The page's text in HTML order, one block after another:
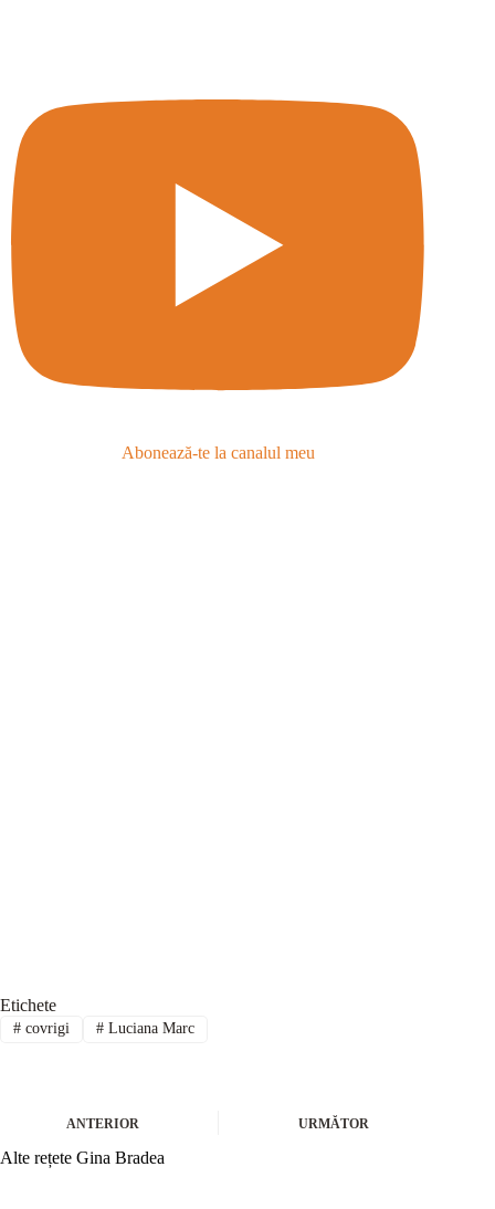
Abonează-te la canalul meu
Etichete
#covrigi #Luciana Marc
ANTERIOR URMĂTOR
Alte rețete Gina Bradea